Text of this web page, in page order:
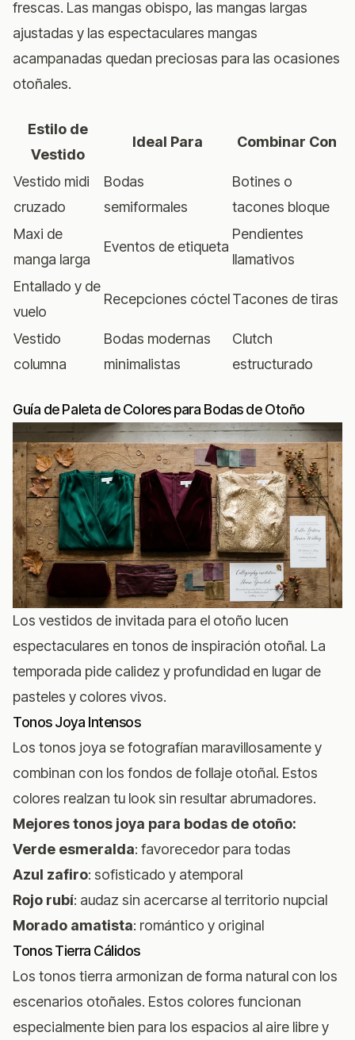
frescas. Las mangas obispo, las mangas largas
ajustadas y las espectaculares mangas
acampanadas quedan preciosas para las ocasiones
otoñales.
Estilo de
Vestido
Ideal Para Combinar Con
Vestido midi
cruzado
Bodas
semiformales
Botines o
tacones bloque
Maxi de
manga larga
Eventos de etiqueta
Pendientes
llamativos
Entallado y de
vuelo
Recepciones cóctelTacones de tiras
Vestido
columna
Bodas modernas
minimalistas
Clutch
estructurado
Guía de Paleta de Colores para Bodas de Otoño
Los vestidos de invitada para el otoño lucen
espectaculares en tonos de inspiración otoñal. La
temporada pide calidez y profundidad en lugar de
pasteles y colores vivos.
Tonos Joya Intensos
Los tonos joya se fotografían maravillosamente y
combinan con los fondos de follaje otoñal. Estos
colores realzan tu look sin resultar abrumadores.
Mejores tonos joya para bodas de otoño:
Verde esmeralda: favorecedor para todas
Azul zafiro: sofisticado y atemporal
Rojo rubí: audaz sin acercarse al territorio nupcial
Morado amatista: romántico y original
Tonos Tierra Cálidos
Los tonos tierra armonizan de forma natural con los
escenarios otoñales. Estos colores funcionan
especialmente bien para los espacios al aire libre y